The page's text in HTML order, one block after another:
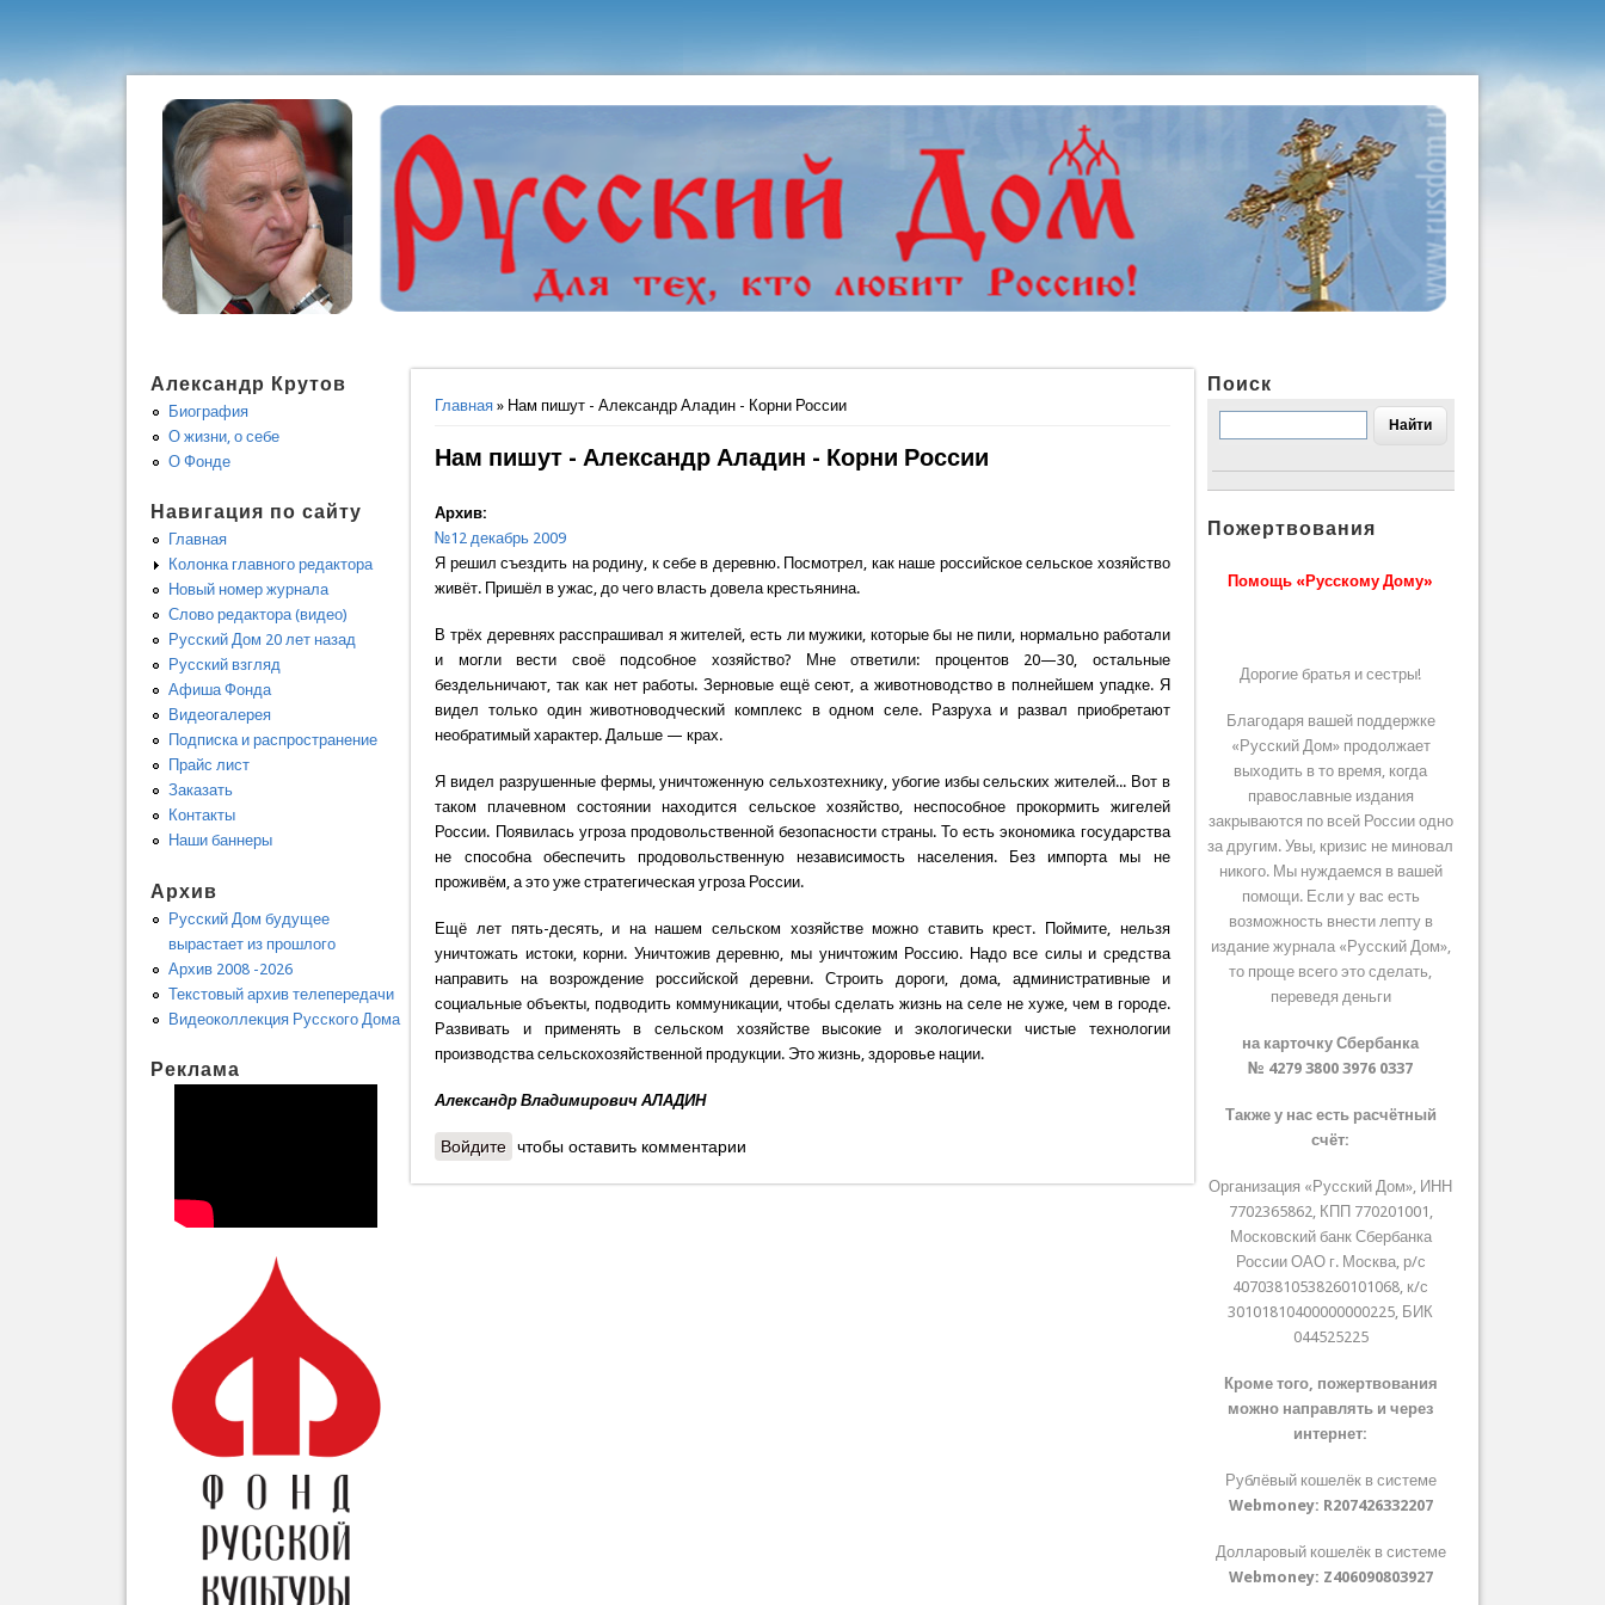
Вы здесь
Главная » Нам пишут - Александр Аладин - Корни России
Нам пишут - Александр Аладин - Корни России
Архив:
№12 декабрь 2009
Я решил съездить на родину, к себе в деревню. Посмотрел, как наше российское сельское хозяйство
живёт. Пришёл в ужас, до чего власть довела крестьянина.
В трёх деревнях расспрашивал я жителей, есть ли мужики, которые бы не пили, нормально работали
и могли вести своё подсобное хозяйство? Мне ответили: процентов 20—30, остальные
бездельничают, так как нет работы. Зерновые ещё сеют, а животноводство в полнейшем упадке. Я
видел только один животноводческий комплекс в одном селе. Разруха и развал приобретают
необратимый характер. Дальше — крах.
Я видел разрушенные фермы, уничтоженную сельхозтехнику, убогие избы сельских жителей... Вот в
таком плачевном состоянии находится сельское хозяйство, неспособное прокормить жигелей
России. Появилась угроза продовольственной безопасности страны. То есть экономика государства
не способна обеспечить продовольственную независимость населения. Без импорта мы не
проживём, а это уже стратегическая угроза России.
Ещё лет пять-десять, и на нашем сельском хозяйстве можно ставить крест. Поймите, нельзя
уничтожать истоки, корни. Уничтожив деревню, мы уничтожим Россию. Надо все силы и средства
направить на возрождение российской деревни. Строить дороги, дома, административные и
социальные объекты, подводить коммуникации, чтобы сделать жизнь на селе не хуже, чем в городе.
Развивать и применять в сельском хозяйстве высокие и экологически чистые технологии
производства сельскохозяйственной продукции. Это жизнь, здоровье нации.
Александр Владимирович АЛАДИН
Войдите чтобы оставить комментарии
Александр Крутов
Биография
О жизни, о себе
О Фонде
Навигация по сайту
Главная
Колонка главного редактора
Новый номер журнала
Слово редактора (видео)
Русский Дом 20 лет назад
Русский взгляд
Афиша Фонда
Видеогалерея
Подписка и распространение
Прайс лист
Заказать
Контакты
Наши баннеры
Архив
Русский Дом будущее
вырастает из прошлого
Архив 2008 -2026
Текстовый архив телепередачи
Видеоколлекция Русского Дома
Реклама
Поиск
Пожертвования
Помощь «Русскому Дому»
Дорогие братья и сестры!
Благодаря вашей поддержке
«Русский Дом» продолжает
выходить в то время, когда
православные издания
закрываются по всей России одно
за другим. Увы, кризис не миновал
никого. Мы нуждаемся в вашей
помощи. Если у вас есть
возможность внести лепту в
издание журнала «Русский Дом»,
то проще всего это сделать,
переведя деньги
на карточку Сбербанка
№ 4279 3800 3976 0337
Также у нас есть расчётный
счёт:
Организация «Русский Дом», ИНН
7702365862, КПП 770201001,
Московский банк Сбербанка
России ОАО г. Москва, р/с
40703810538260101068, к/с
30101810400000000225, БИК
044525225
Кроме того, пожертвования
можно направлять и через
интернет:
Рублёвый кошелёк в системе
Webmoney: R207426332207
Долларовый кошелёк в системе
Webmoney: Z406090803927